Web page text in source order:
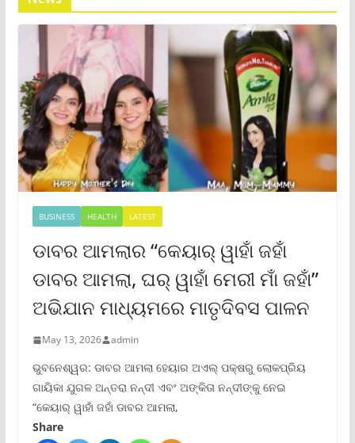
BUSINESS HEALTH LATEST
ଡାବର ଆମଲାର “କେୟାର୍ ୱାହାଁ ଜହାଁ
ଡାବର ଆମଲା, ଘର୍ ୱାହାଁ ମେରୀ ମାଁ ଜହାଁ”
ଅଭିଯାନ ମାଧ୍ୟମରେ ମାତୃଦିବସ ପାଳନ
May 13, 2026 admin
ଭୁବନେଶ୍ୱର: ଡାବର ଆମଲା ହେୟାର ଅଏଲ୍ ପକ୍ଷରୁ ଲୋକପ୍ରିୟ
ଗାୟିକା ଯୁଗଳ ଅନ୍ତରା ନନ୍ଦୀ ଏବଂ ଅଙ୍କିତା ନନ୍ଦୀଙ୍କୁ ନେଇ
“କେୟାର୍ ୱାହାଁ ଜହାଁ ଡାବର ଆମଲା,
Share